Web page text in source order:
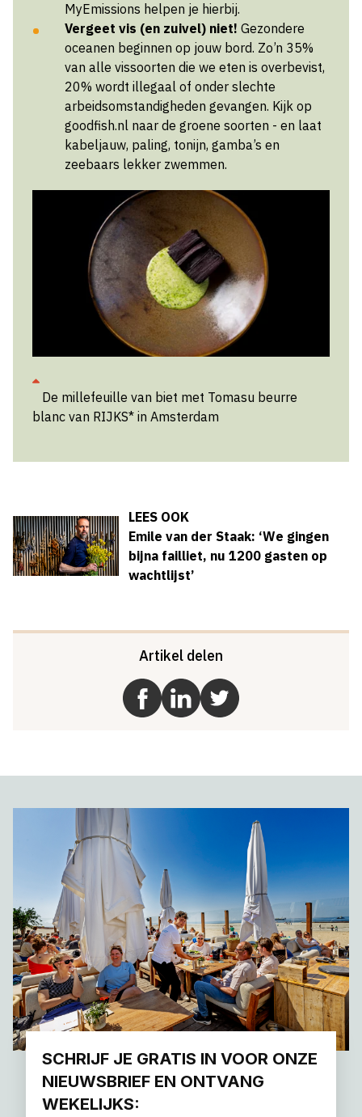
MyEmissions helpen je hierbij.
Vergeet vis (en zuivel) niet! Gezondere
oceanen beginnen op jouw bord. Zo’n 35%
van alle vissoorten die we eten is overbevist,
20% wordt illegaal of onder slechte
arbeidsomstandigheden gevangen. Kijk op
goodfish.nl naar de groene soorten - en laat
kabeljauw, paling, tonijn, gamba’s en
zeebaars lekker zwemmen.
De millefeuille van biet met Tomasu beurre
blanc van RIJKS* in Amsterdam
LEES OOK
Emile van der Staak: ‘We gingen
bijna failliet, nu 1200 gasten op
wachtlijst’
Artikel delen
SCHRIJF JE GRATIS IN VOOR ONZE
NIEUWSBRIEF EN ONTVANG
WEKELIJKS: